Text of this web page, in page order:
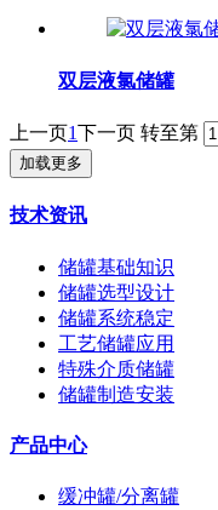
双层液氯储罐
上一页1下一页 转至第
加载更多
技术资讯
储罐基础知识
储罐选型设计
储罐系统稳定
工艺储罐应用
特殊介质储罐
储罐制造安装
产品中心
缓冲罐/分离罐